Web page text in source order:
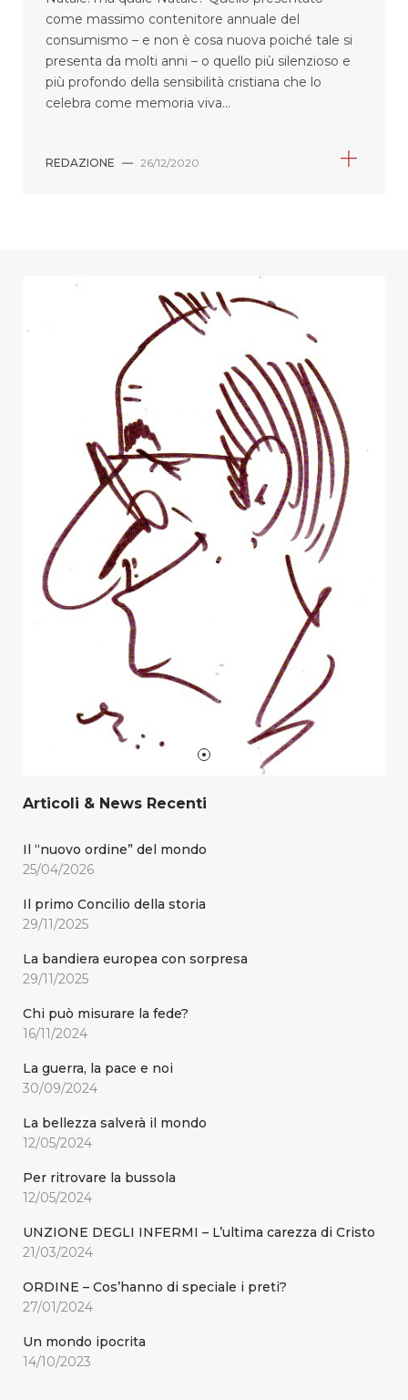
come massimo contenitore annuale del
consumismo – e non è cosa nuova poiché tale si
presenta da molti anni – o quello più silenzioso e
più profondo della sensibilità cristiana che lo
celebra come memoria viva...
REDAZIONE — 26/12/2020
Articoli & News Recenti
Il “nuovo ordine” del mondo
25/04/2026
Il primo Concilio della storia
29/11/2025
La bandiera europea con sorpresa
29/11/2025
Chi può misurare la fede?
16/11/2024
La guerra, la pace e noi
30/09/2024
La bellezza salverà il mondo
12/05/2024
Per ritrovare la bussola
12/05/2024
UNZIONE DEGLI INFERMI – L’ultima carezza di Cristo
21/03/2024
ORDINE – Cos’hanno di speciale i preti?
27/01/2024
Un mondo ipocrita
14/10/2023